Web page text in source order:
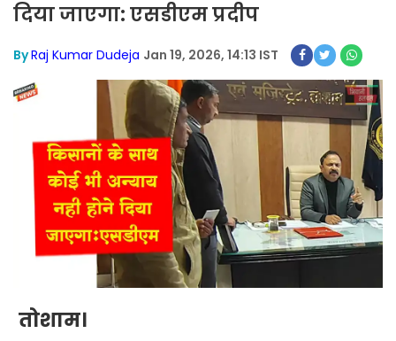
दिया जाएगा: एसडीएम प्रदीप
ByRaj Kumar Dudeja Jan 19, 2026, 14:13 IST
तोशाम।